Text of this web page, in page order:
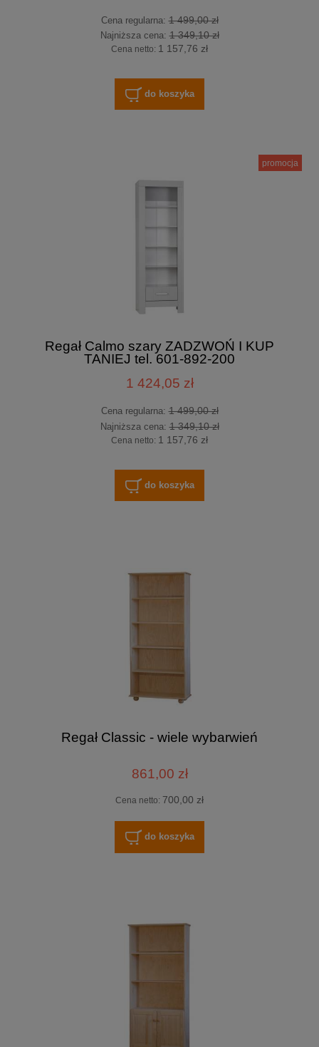
Cena regularna:1 499,00 zł
Najniższa cena:1 349,10 zł
Cena netto: 1 157,76 zł
do koszyka
Regał Calmo szary ZADZWOŃ I KUP
TANIEJ tel. 601-892-200
1 424,05 zł
Cena regularna:1 499,00 zł
Najniższa cena:1 349,10 zł
Cena netto: 1 157,76 zł
do koszyka
promocja
Regał Classic - wiele wybarwień
861,00 zł
Cena netto: 700,00 zł
do koszyka